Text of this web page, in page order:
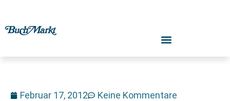
Februar 17, 2012 Keine Kommentare